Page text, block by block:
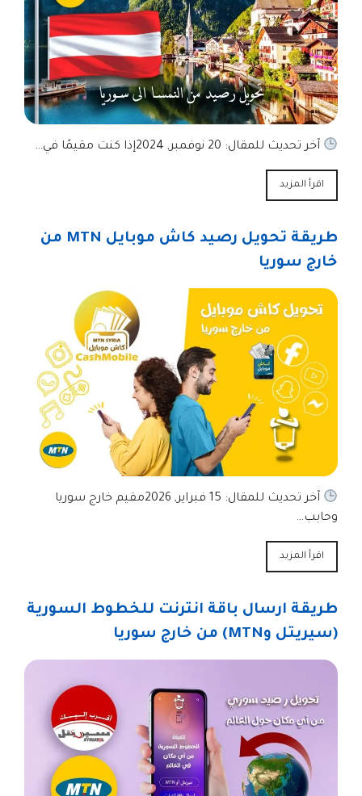
آخر تحديث للمقال: 20 نوفمبر, 2024إذا كنت مقيمًا في…
اقرأ المزيد
طريقة تحويل رصيد كاش موبايل MTN من
خارج سوريا
آخر تحديث للمقال: 15 فبراير, 2026مقيم خارج سوريا
وحابب…
اقرأ المزيد
طريقة ارسال باقة انترنت للخطوط السورية
(سيريتل وMTN) من خارج سوريا